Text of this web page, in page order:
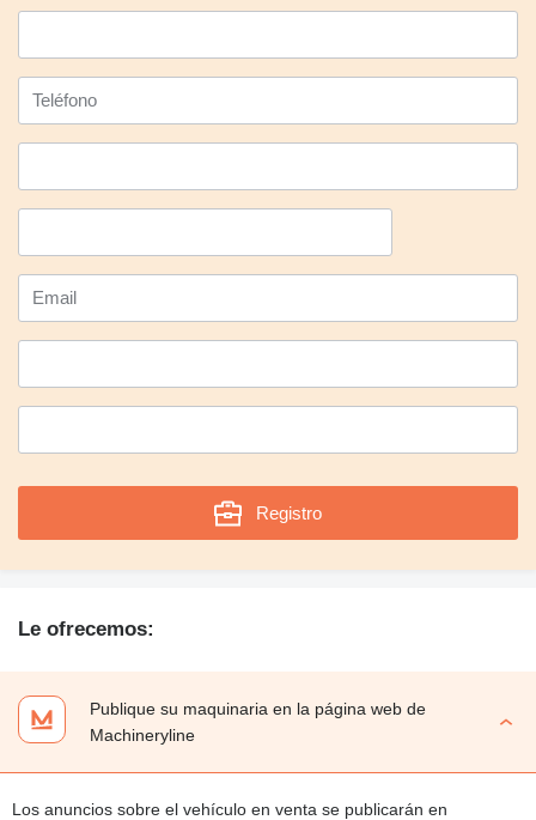
Registro
Le ofrecemos:
Publique su maquinaria en la página web de
Machineryline
Los anuncios sobre el vehículo en venta se publicarán en